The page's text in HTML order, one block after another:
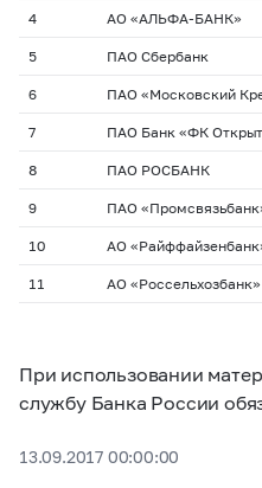
4 АО «АЛЬФА-БАНК»
5 ПАО Сбербанк
6 ПАО «Московский
7 ПАО Банк «ФК
8 ПАО РОСБАНК
9 ПАО
10 АО
11 АО «Россельхозбанк»
При использовании
службу Банка России
13.09.2017 00:00:00